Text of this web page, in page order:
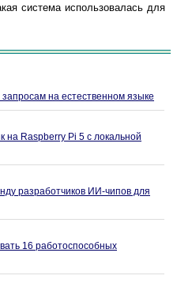
система использовалась для
на естественном языке
на Raspberry Pi 5 с локальной
разработчиков ИИ-чипов для
16 работоспособных